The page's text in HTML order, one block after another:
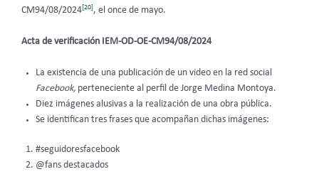
CM94/08/2024[20], el once de mayo.
Acta de verificación IEM-OD-OE-CM94/08/2024
La existencia de una publicación de un video en la red social
Facebook, perteneciente al perfil de Jorge Medina Montoya.
Diez imágenes alusivas a la realización de una obra pública.
Se identifican tres frases que acompañan dichas imágenes:
#seguidoresfacebook
@fans destacados